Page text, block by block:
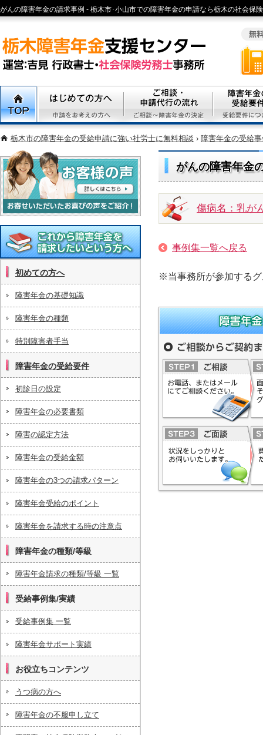
栃木市の障害年金の受給申請に強い社労士に無料相談 › 障害年金の受給
がんの障害年金
傷病名：乳が
事例集一覧へ戻る
※当事務所が参加する
障害年金（受給要件、申
険労務士事務所へ
ご相談からご契約までの流
これから障害年金を請求したいという方
へ
初めての方へ
障害年金の基礎知識
障害年金の種類
特別障害者手当
障害年金の受給要件
初診日の設定
障害年金の必要書類
障害の認定方法
障害年金の受給金額
障害年金の3つの請求パターン
障害年金受給のポイント
障害年金を請求する時の注意点
障害年金の種類/等級
障害年金請求の種類/等級 一覧
受給事例集/実績
受給事例集 一覧
障害年金サポート実績
お役立ちコンテンツ
うつ病の方へ
障害年金の不服申し立て
がんの障害年金の請求事例 - 栃木市･小山市での障害年金の申請なら栃木の社会保